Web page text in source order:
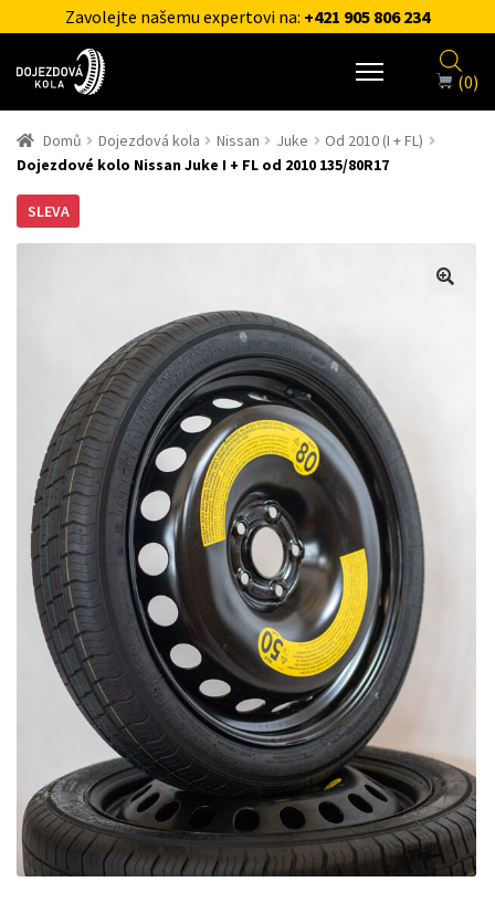
Zavolejte našemu expertovi na: +421 905 806 234
(0)
Domů Dojezdová kola Nissan Juke
Od 2010 (I + FL)
Dojezdové kolo Nissan Juke I + FL od 2010 135/80R17
SLEVA